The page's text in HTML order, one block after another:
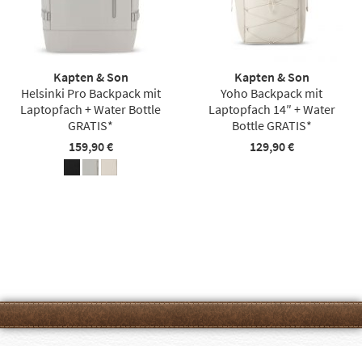
Kapten & Son
Helsinki Pro Backpack mit
Laptopfach + Water Bottle
GRATIS*
159,90 €
Kapten & Son
Yoho Backpack mit
Laptopfach 14″ + Water
Bottle GRATIS*
129,90 €